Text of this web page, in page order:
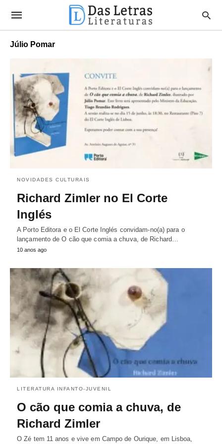
Júlio Pomar
NOVIDADES CULTURAIS
Richard Zimler no El Corte
Inglés
A Porto Editora e o El Corte Inglés convidam-no(a) para o
lançamento de O cão que comia a chuva, de Richard…
10 anos ago
LITERATURA INFANTO-JUVENIL
O cão que comia a chuva, de
Richard Zimler
O Zé tem 11 anos e vive em Campo de Ourique, em Lisboa,